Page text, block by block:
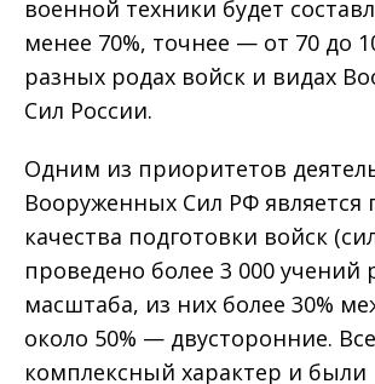
военной техники будет
менее 70%, точнее — от 70 до
разных родах войск и видах
Сил России.
Одним из приоритетов
Вооруженных Сил РФ
качества подготовки войск
проведено более 3 000 учений
масштаба, из них более 30%
около 50% — двусторонние.
комплексный характер и были